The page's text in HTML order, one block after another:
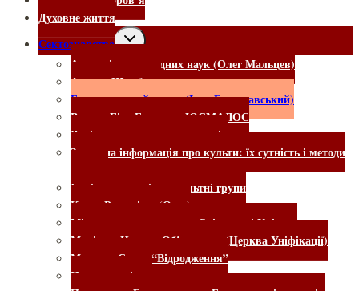
Духовне життя
Сектознавство
Академія прикладних наук (Олег Мальцев)
Ашрам Шамбали
Богородицький центр (Іоан Береславський)
Велике Біле Братство ЮСМАЛОС
Вихід з деструктивних культів
Загальна інформація про культи: їх сутність і методи
Інші езотеричні та окультні групи
Культ Раджніша (Ошо)
Міжнародне товариство Свідомості Крішни
Муніти – Церква Об’єднання (Церква Уніфікації)
Мунтян. Секта “Відродження”
Нове покоління